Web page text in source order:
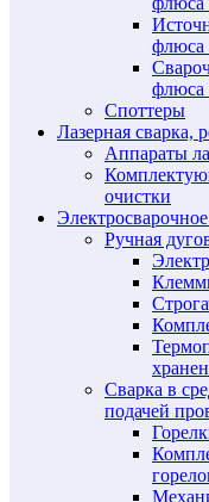
флюса
флюса
Споттеры
Лазерная сварка,
Аппараты
очистки
Ручная
Сварка в
подачей